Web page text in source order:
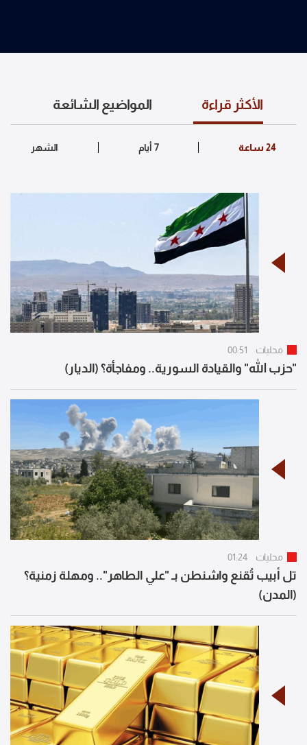
الأكثر قراءة المواضيع الشائعة
محليات 00:51
"حزب الله" والقيادة السورية.. ومفاجأة؟ (الديار)
محليات 01:24
تل أبيب تُقنع واشنطن بـ "علي الطاهر".. ومهلة زمنية؟
(المدن)